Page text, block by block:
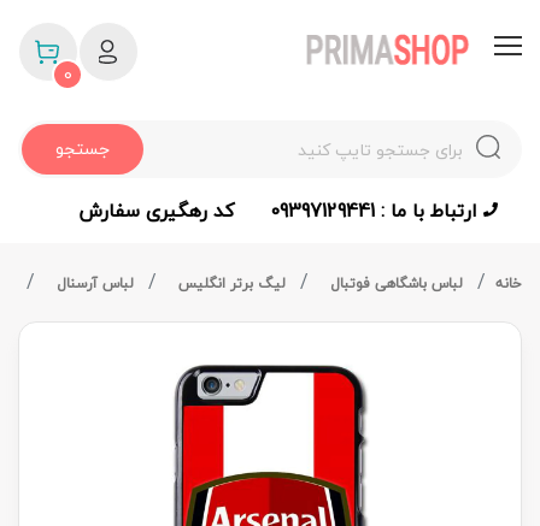
جستجو
0
ارتباط با ما : 09397129441 کد رهگیری سفارش
خانه لباس باشگاهی فوتبال لیگ برتر انگلیس لباس آرسنال